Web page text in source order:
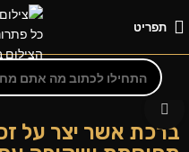
תפריט
ברכת אשר יצר על